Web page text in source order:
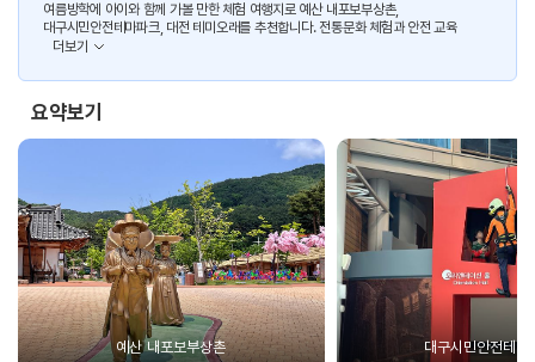
여름방학에 아이와 함께 가볼 만한 체험 여행지로 예산 내포보부상촌,
대구시민안전테마파크, 대전 테미오래를 추천합니다. 전통문화 체험과 안전 교육
더보기
요약보기
예산 내포보부상촌 대구시민안전테마